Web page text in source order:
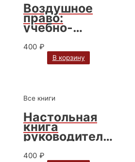
Воздушное
право:
учебно-
методическое
пособие.
Авторы О.В.
Кириченко,
400 ₽
В корзину
Все книги
Настольная
книга
руководителя
организации:
правовые
400 ₽